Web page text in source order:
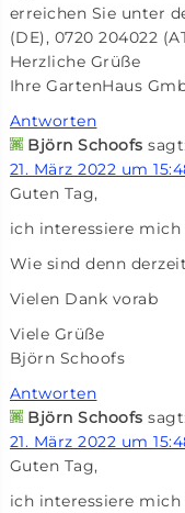
erreichen Sie unter
(DE), 0720 204022
Herzliche Grüße
Ihre GartenHaus
Antworten
Björn Schoofs sagt:
21. März 2022 um
Guten Tag,
ich interessiere
Wie sind denn
Vielen Dank vorab
Viele Grüße
Björn Schoofs
Antworten
Björn Schoofs sagt:
21. März 2022 um
Guten Tag,
ich interessiere